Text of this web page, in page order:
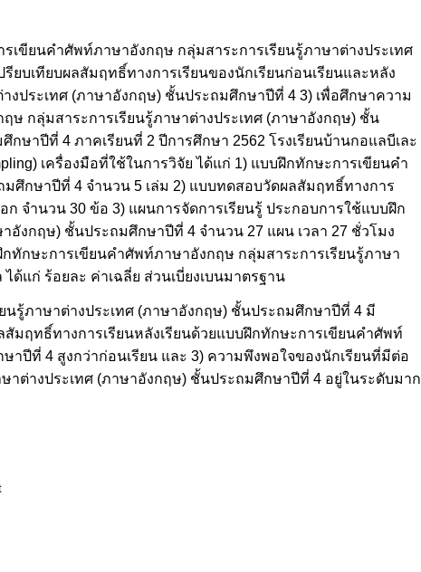
ขียนคำศัพท์ภาษาอังกฤษ กลุ่มสาระการเรียนรู้ภาษาต่างประเทศ
บเทียบผลสัมฤทธิ์ทางการเรียนของนักเรียนก่อนเรียนและหลัง
ประเทศ (ภาษาอังกฤษ) ชั้นประถมศึกษาปีที่ 4 3) เพื่อศึกษาความ
กลุ่มสาระการเรียนรู้ภาษาต่างประเทศ (ภาษาอังกฤษ) ชั้น
าปีที่ 4 ภาคเรียนที่ 2 ปีการศึกษา 2562 โรงเรียนบ้านกอแลบีเละ
เครื่องมือที่ใช้ในการวิจัย ได้แก่ 1) แบบฝึกทักษะการเขียนคำ
ศึกษาปีที่ 4 จำนวน 5 เล่ม 2) แบบทดสอบวัดผลสัมฤทธิ์ทางการ
จำนวน 30 ข้อ 3) แผนการจัดการเรียนรู้ ประกอบการใช้แบบฝึก
งกฤษ) ชั้นประถมศึกษาปีที่ 4 จำนวน 27 แผน เวลา 27 ชั่วโมง
ทักษะการเขียนคำศัพท์ภาษาอังกฤษ กลุ่มสาระการเรียนรู้ภาษา
แก่ ร้อยละ ค่าเฉลี่ย ส่วนเบี่ยงเบนมาตรฐาน
รู้ภาษาต่างประเทศ (ภาษาอังกฤษ) ชั้นประถมศึกษาปีที่ 4 มี
มฤทธิ์ทางการเรียนหลังเรียนด้วยแบบฝึกทักษะการเขียนคำศัพท์
ปีที่ 4 สูงกว่าก่อนเรียน และ 3) ความพึงพอใจของนักเรียนที่มีต่อ
ต่างประเทศ (ภาษาอังกฤษ) ชั้นประถมศึกษาปีที่ 4 อยู่ในระดับมาก